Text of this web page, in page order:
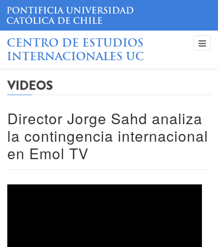
CENTRO DE ESTUDIOS
INTERNACIONALES UC
VIDEOS
Director Jorge Sahd analiza
la contingencia internacional
en Emol TV